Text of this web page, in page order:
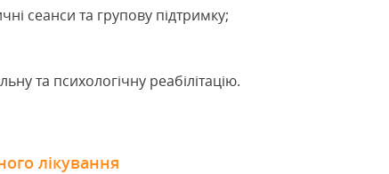
сеанси та групову підтримку;
та психологічну реабілітацію.
лікування